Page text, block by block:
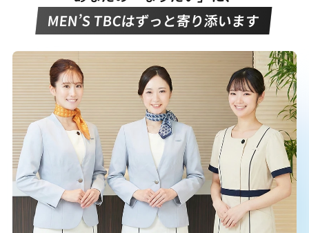
MEN’S TBCはずっと寄り添います